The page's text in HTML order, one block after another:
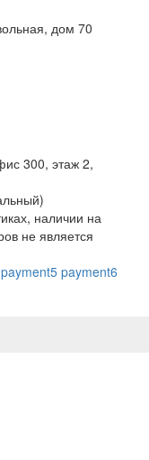
дом 70
300, этаж 2,
наличии на
не является
payment5 payment6